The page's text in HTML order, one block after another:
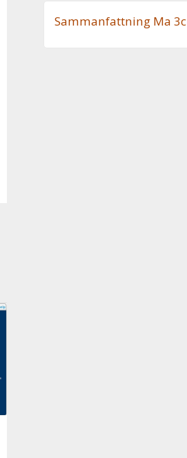
Sam­man­fatt­ning Ma 3c